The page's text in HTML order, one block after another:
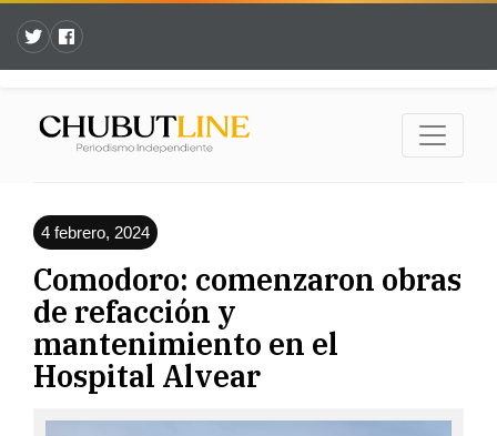
4 febrero, 2024
Comodoro: comenzaron obras
de refacción y
mantenimiento en el
Hospital Alvear